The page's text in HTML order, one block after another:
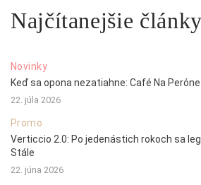
Najčítanejšie články
Novinky
Keď sa opona nezatiahne: Café Na
22. júla 2026
Promo
Verticcio 2.0: Po jedenástich rokoch sa
Stále
22. júna 2026